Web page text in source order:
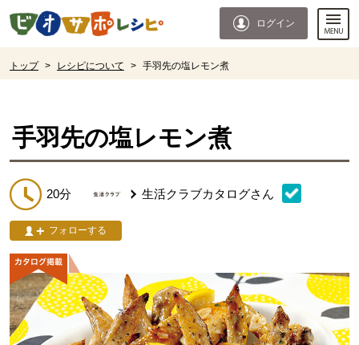
ページの先頭です。
ログイン
トップ > レシピについて > 手羽先の塩レモン煮
手羽先の塩レモン煮
20分 生活クラブカタログさん
フォローする